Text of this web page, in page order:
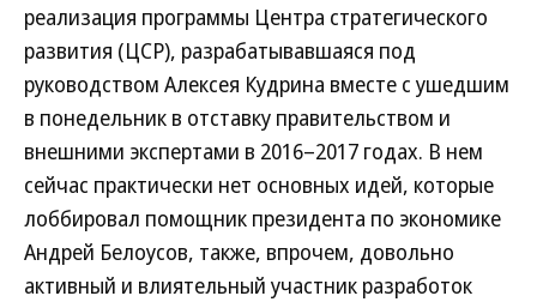
реализация программы Центра стратегического
развития (ЦСР), разрабатывавшаяся под
руководством Алексея Кудрина вместе с ушедшим
в понедельник в отставку правительством и
внешними экспертами в 2016–2017 годах. В нем
сейчас практически нет основных идей, которые
лоббировал помощник президента по экономике
Андрей Белоусов, также, впрочем, довольно
активный и влиятельный участник разработок